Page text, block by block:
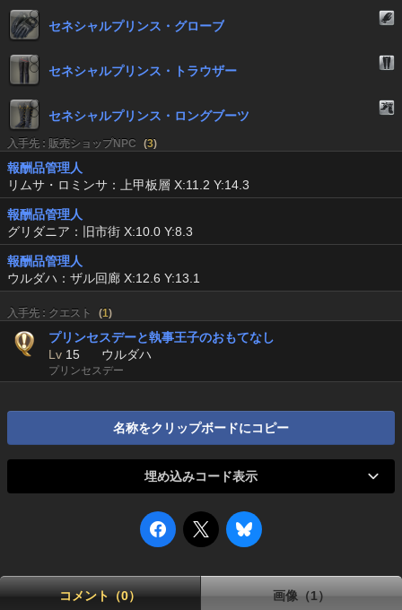
セネシャルプリンス・グローブ
セネシャルプリンス・トラウザー
セネシャルプリンス・ロングブーツ
入手先 : 販売ショップNPC (3)
報酬品管理人
リムサ・ロミンサ：上甲板層 X:11.2 Y:14.3
報酬品管理人
グリダニア：旧市街 X:10.0 Y:8.3
報酬品管理人
ウルダハ：ザル回廊 X:12.6 Y:13.1
入手先 : クエスト (1)
プリンセスデーと執事王子のおもてなし
Lv 15 ウルダハ
プリンセスデー
名称をクリップボードにコピー
埋め込みコード表示
コメント（0） 画像（1）